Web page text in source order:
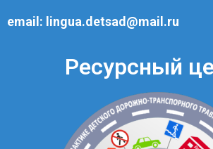
email: lingua.detsad@mail.ru
Ресурсный